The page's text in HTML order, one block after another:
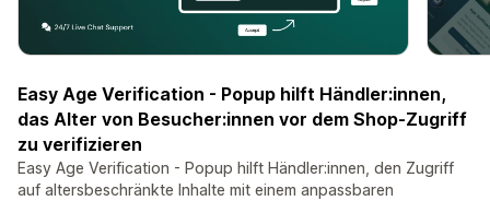
Easy Age Verification - Popup hilft Händler:innen,
das Alter von Besucher:innen vor dem Shop-Zugriff
zu verifizieren
Easy Age Verification - Popup hilft Händler:innen, den Zugriff
auf altersbeschränkte Inhalte mit einem anpassbaren